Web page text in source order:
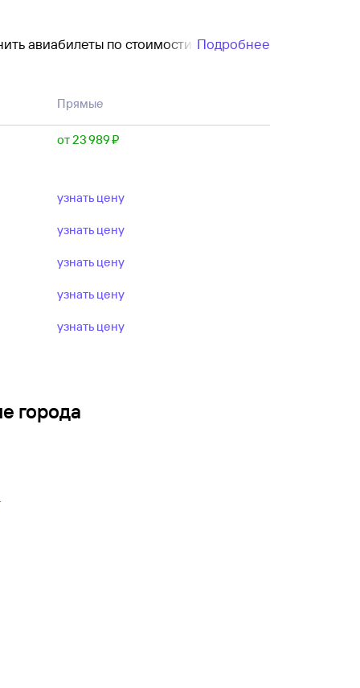
и выбрать
с вылетом из Алжира на день
Подробнее
Прямые
от 23 ⁠989 ⁠₽
узнать цену
узнать цену
узнать цену
узнать цену
узнать цену
города